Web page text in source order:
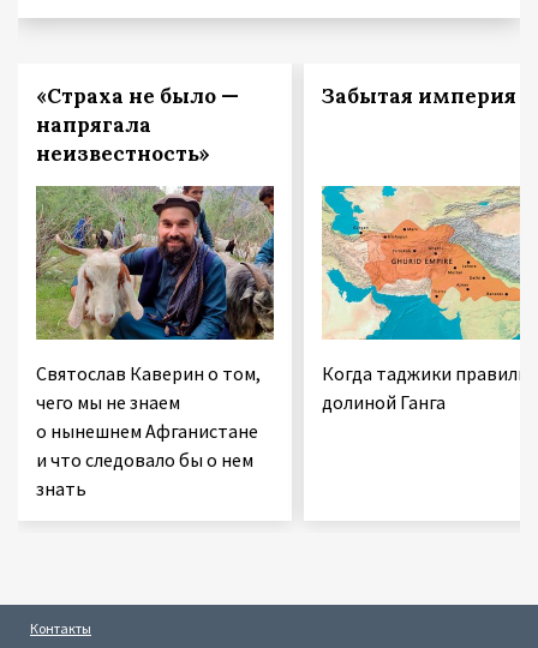
«Страха не было —
напрягала
неизвестность»
Святослав Каверин о том,
чего мы не знаем
о нынешнем Афганистане
и что следовало бы о нем
знать
Забытая империя
Когда таджики правили
долиной Ганга
Контакты